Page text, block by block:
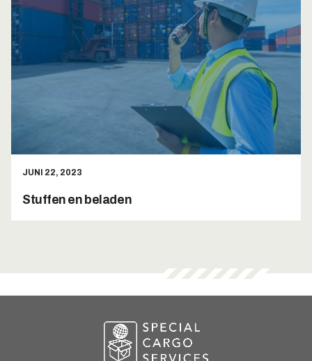
JUNI 22, 2023
Stuffen en beladen